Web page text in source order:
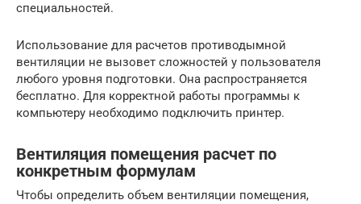
специальностей.
Использование для расчетов противодымной
вентиляции не вызовет сложностей у пользователя
любого уровня подготовки. Она распространяется
бесплатно. Для корректной работы программы к
компьютеру необходимо подключить принтер.
Вентиляция помещения расчет по
конкретным формулам
Чтобы определить объем вентиляции помещения,